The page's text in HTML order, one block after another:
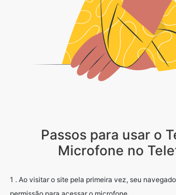
Passos para usar o
Microfone no
1 . Ao visitar o site pela primeira vez, seu